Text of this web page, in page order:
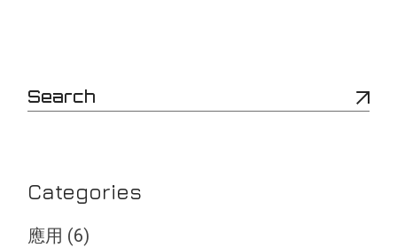
S
e
h
Categories
應用 (6)